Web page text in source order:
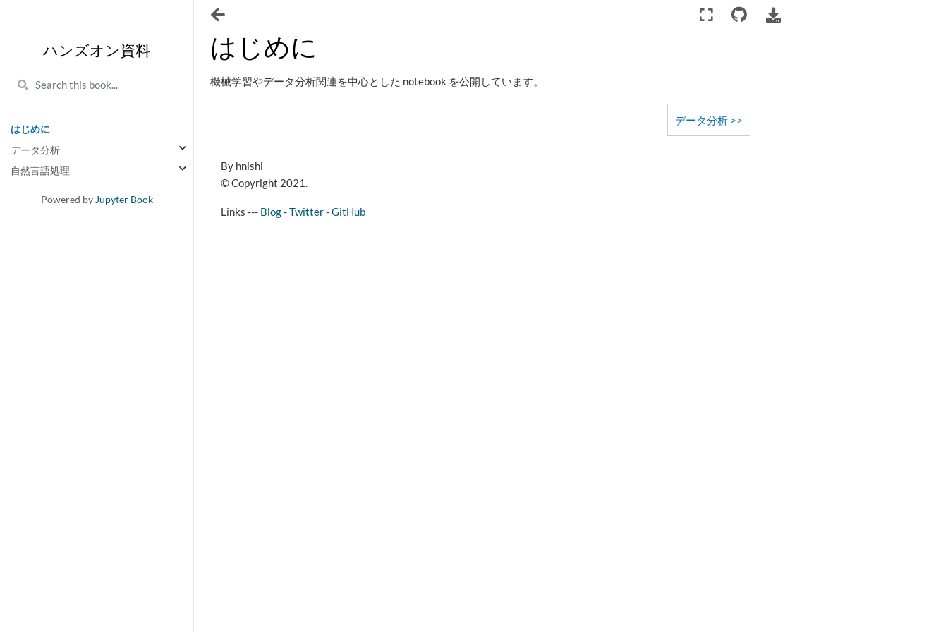
ハンズオン資料
はじめに
データ分析
自然言語処理
Powered by Jupyter Book
はじめに
機械学習やデータ分析関連を中心とした notebook を公開しています。
データ分析
By hnishi
© Copyright 2021.
Links --- Blog-Twitter-GitHub